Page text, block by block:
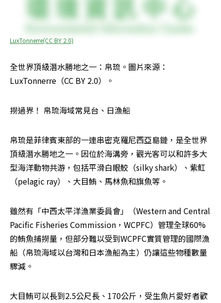
LuxTonnerre(CC BY 2.0)
全世界頂級潛水勝地之一：帛琉。圖片來源：
LuxTonnerre（CC BY 2.0）。
撈過界！ 帛琉海域常見台、日漁船
帛琉是菲律賓東部的一連串密克羅尼西亞島鏈，是全世界
頂級潛水勝地之一。因位於海溝旁，觀光客可以和許多大
型海洋動物共游，包括平滑白眼鮫（silky shark）、紫魟
（pelagic ray）、大目鮪、馬林魚和旗魚等。
雖然有「中西太平洋漁業委員會」（Western and Central
Pacific Fisheries Commission，WCPFC）管理全球60%
的鮪魚捕撈量，但部分難以受到WCPFC實質管理的國際漁
船（帛琉海域以台灣和日本漁船為主）仍讓這些物種數量
驟減。
大目鮪可以長到2.5公尺長、170公斤，受生魚片愛好者歡